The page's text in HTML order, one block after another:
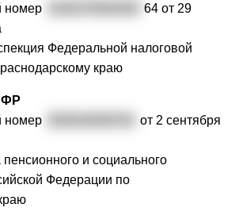
номер
64 от 29
Федеральной налоговой
краю
номер
от 2 сентября
и социального
Федерации по